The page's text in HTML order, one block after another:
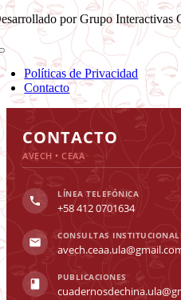
por Grupo Interactivas
Políticas de Privacidad
Contacto
Sliding
Bar
Area
CONTACTO
AVECH • CEAA
LÍNEA TELEFÓNICA
+58 412 0701634
CONSULTAS
PUBLICACIONES